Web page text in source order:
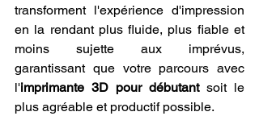
transforment l'expérience d'impression
en la rendant plus fluide, plus fiable et
moins sujette aux imprévus,
garantissant que votre parcours avec
l'imprimante 3D pour débutant soit le
plus agréable et productif possible.